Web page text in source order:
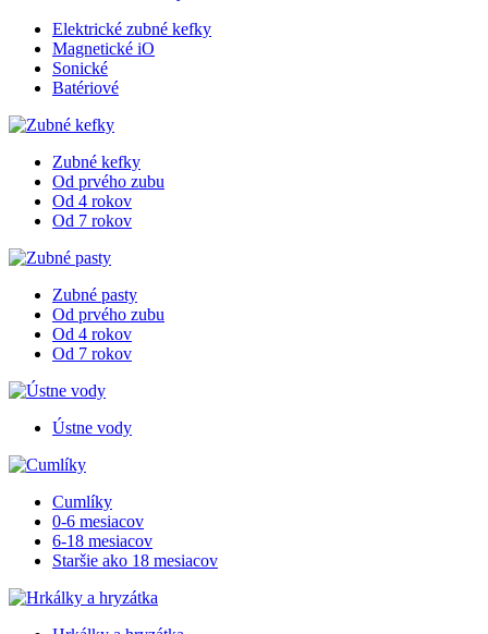
Elektrické zubné kefky
Magnetické iO
Sonické
Batériové
Zubné kefky
Od prvého zubu
Od 4 rokov
Od 7 rokov
Zubné pasty
Od prvého zubu
Od 4 rokov
Od 7 rokov
Ústne vody
Cumlíky
0-6 mesiacov
6-18 mesiacov
Staršie ako 18 mesiacov